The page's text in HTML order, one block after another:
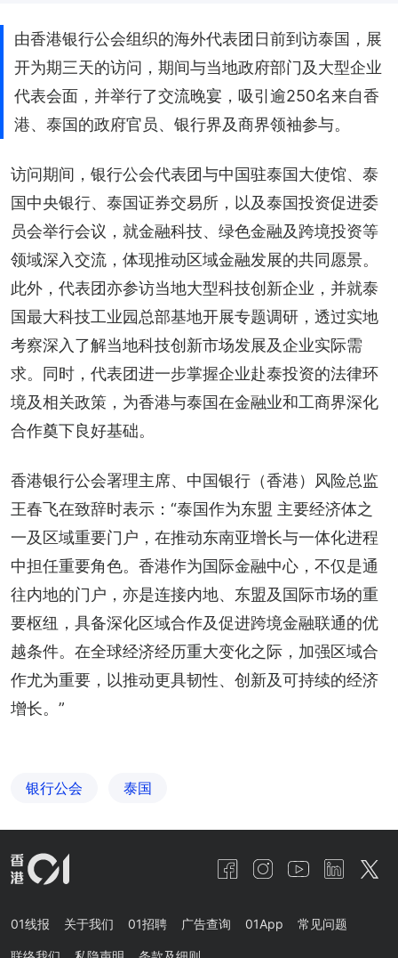
由香港银行公会组织的海外代表团日前到访泰国，展
开为期三天的访问，期间与当地政府部门及大型企业
代表会面，并举行了交流晚宴，吸引逾250名来自香
港、泰国的政府官员、银行界及商界领袖参与。
访问期间，银行公会代表团与中国驻泰国大使馆、泰
国中央银行、泰国证券交易所，以及泰国投资促进委
员会举行会议，就金融科技、绿色金融及跨境投资等
领域深入交流，体现推动区域金融发展的共同愿景。
此外，代表团亦参访当地大型科技创新企业，并就泰
国最大科技工业园总部基地开展专题调研，透过实地
考察深入了解当地科技创新市场发展及企业实际需
求。同时，代表团进一步掌握企业赴泰投资的法律环
境及相关政策，为香港与泰国在金融业和工商界深化
合作奠下良好基础。
香港银行公会署理主席、中国银行（香港）风险总监
王春飞在致辞时表示：“泰国作为东盟 主要经济体之
一及区域重要门户，在推动东南亚增长与一体化进程
中担任重要角色。香港作为国际金融中心，不仅是通
往内地的门户，亦是连接内地、东盟及国际市场的重
要枢纽，具备深化区域合作及促进跨境金融联通的优
越条件。在全球经济经历重大变化之际，加强区域合
作尤为重要，以推动更具韧性、创新及可持续的经济
增长。”
银行公会 泰国
01线报 关于我们 01招聘 广告查询 01App 常见问题